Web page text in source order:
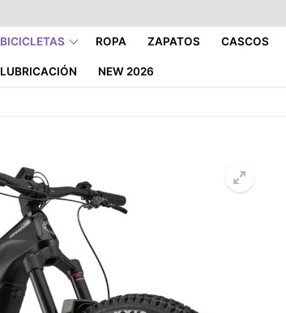
BICICLETAS ROPA ZAPATOS CASCOS
LUBRICACIÓN NEW 2026